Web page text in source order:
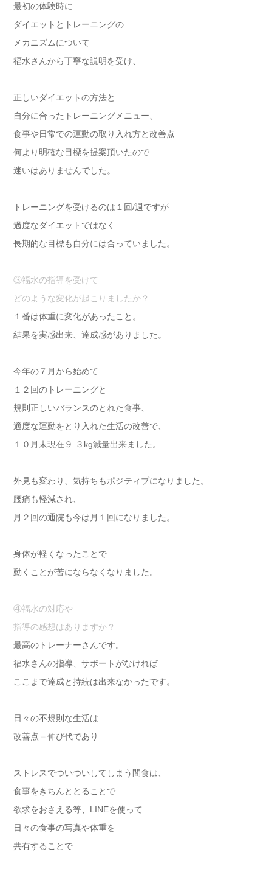
最初の体験時に
ダイエットとトレーニングの
メカニズムについて
福水さんから丁寧な説明を受け、
正しいダイエットの方法と
自分に合ったトレーニングメニュー、
食事や日常での運動の取り入れ方と改善点
何より明確な目標を提案頂いたので
迷いはありませんでした。
トレーニングを受けるのは１回/週ですが
過度なダイエットではなく
長期的な目標も自分には合っていました。
③福水の指導を受けて
どのような変化が起こりましたか？
１番は体重に変化があったこと。
結果を実感出来、達成感がありました。
今年の７月から始めて
１２回のトレーニングと
規則正しいバランスのとれた食事、
適度な運動をとり入れた生活の改善で、
１０月末現在９.３kg減量出来ました。
外見も変わり、気持ちもポジティブになりました。
腰痛も軽減され、
月２回の通院も今は月１回になりました。
身体が軽くなったことで
動くことが苦にならなくなりました。
④福水の対応や
指導の感想はありますか？
最高のトレーナーさんです。
福水さんの指導、サポートがなければ
ここまで達成と持続は出来なかったです。
日々の不規則な生活は
改善点＝伸び代であり
ストレスでついついしてしまう間食は、
食事をきちんととることで
欲求をおさえる等、LINEを使って
日々の食事の写真や体重を
共有することで